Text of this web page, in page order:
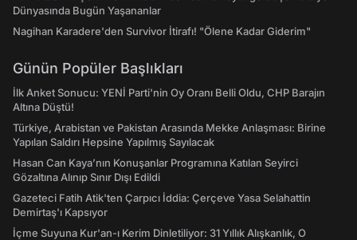
Dünyasında Bugün Yaşananlar
Nagihan Karadere'den Survivor İtirafı! "Ölene Kadar Giderim"
Günün Popüler Başlıkları
İlk Anket Sonucu: YENİ Parti'nin Oy Oranı Belli Oldu, CHP Barajın
Altına Düştü!
Türkiye, Arabistan ve Pakistan Arasında Mekke Anlaşması: Birine
Yapılan Saldırı Hepsine Yapılmış Sayılacak
Hasan Can Kaya’nın Konuşanlar Programına Katılan Seyirci
Gözaltına Alınıp Sınır Dışı Edildi
Gazeteci Fatih Atik'ten Çarpıcı İddia: Çerçeve Yasa Selahattin
Demirtaş'ı Kapsıyor
İçme Suyuna Kur'an-ı Kerim Dinletiliyor: 31 Yıllık Alışkanlık, O